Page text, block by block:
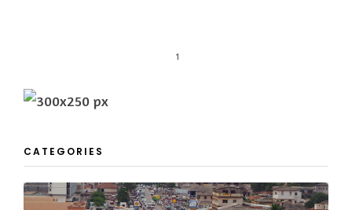
1
CATEGORIES